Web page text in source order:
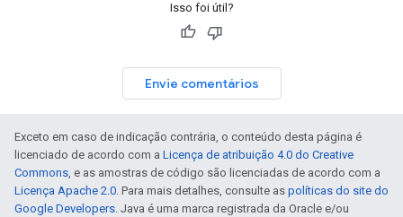
Isso foi útil?
Envie comentários
Exceto em caso de indicação contrária, o conteúdo desta página é
licenciado de acordo com a Licença de atribuição 4.0 do Creative
Commons, e as amostras de código são licenciadas de acordo com a
Licença Apache 2.0. Para mais detalhes, consulte as políticas do site do
Google Developers. Java é uma marca registrada da Oracle e/ou